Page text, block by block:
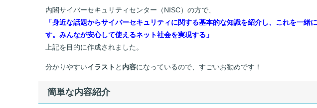
内閣サイバーセキュリティセンター（NISC）の方で、
「身近な話題からサイバーセキュリティに関する基本的な知識を紹介し、これを一緒
す。みんなが安心して使えるネット社会を実現する」
上記を目的に作成されました。
分かりやすいイラスト と 内容になっているので、すごいお勧めです！
簡単な内容紹介